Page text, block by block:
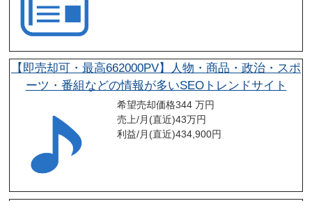
【即売却可・最高662000PV】人物・商品・政治・スポ
ーツ・番組などの情報が多いSEOトレンドサイト
希望売却価格344 万円
売上/月(直近)43万円
利益/月(直近)434,900円